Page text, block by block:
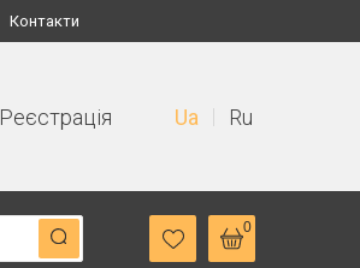
Контакти
Реєстрація Ua Ru
0